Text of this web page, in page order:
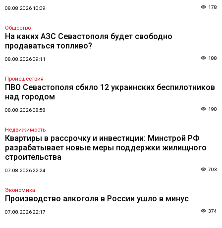
08.08.2026 10:09 178
Общество
На каких АЗС Севастополя будет свободно
продаваться топливо?
08.08.2026 09:11 188
Происшествия
ПВО Севастополя сбило 12 украинских беспилотников
над городом
08.08.2026 08:58 190
Недвижимость
Квартиры в рассрочку и инвестиции: Минстрой РФ
разрабатывает новые меры поддержки жилищного
строительства
07.08.2026 22:24 703
Экономика
Производство алкоголя в России ушло в минус
07.08.2026 22:17 374